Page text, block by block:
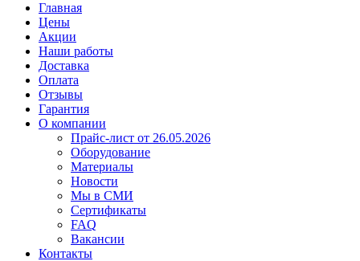
Главная
Цены
Акции
Наши работы
Доставка
Оплата
Отзывы
Гарантия
О компании
Прайс-лист от 26.05.2026
Оборудование
Материалы
Новости
Мы в СМИ
Сертификаты
FAQ
Вакансии
Контакты